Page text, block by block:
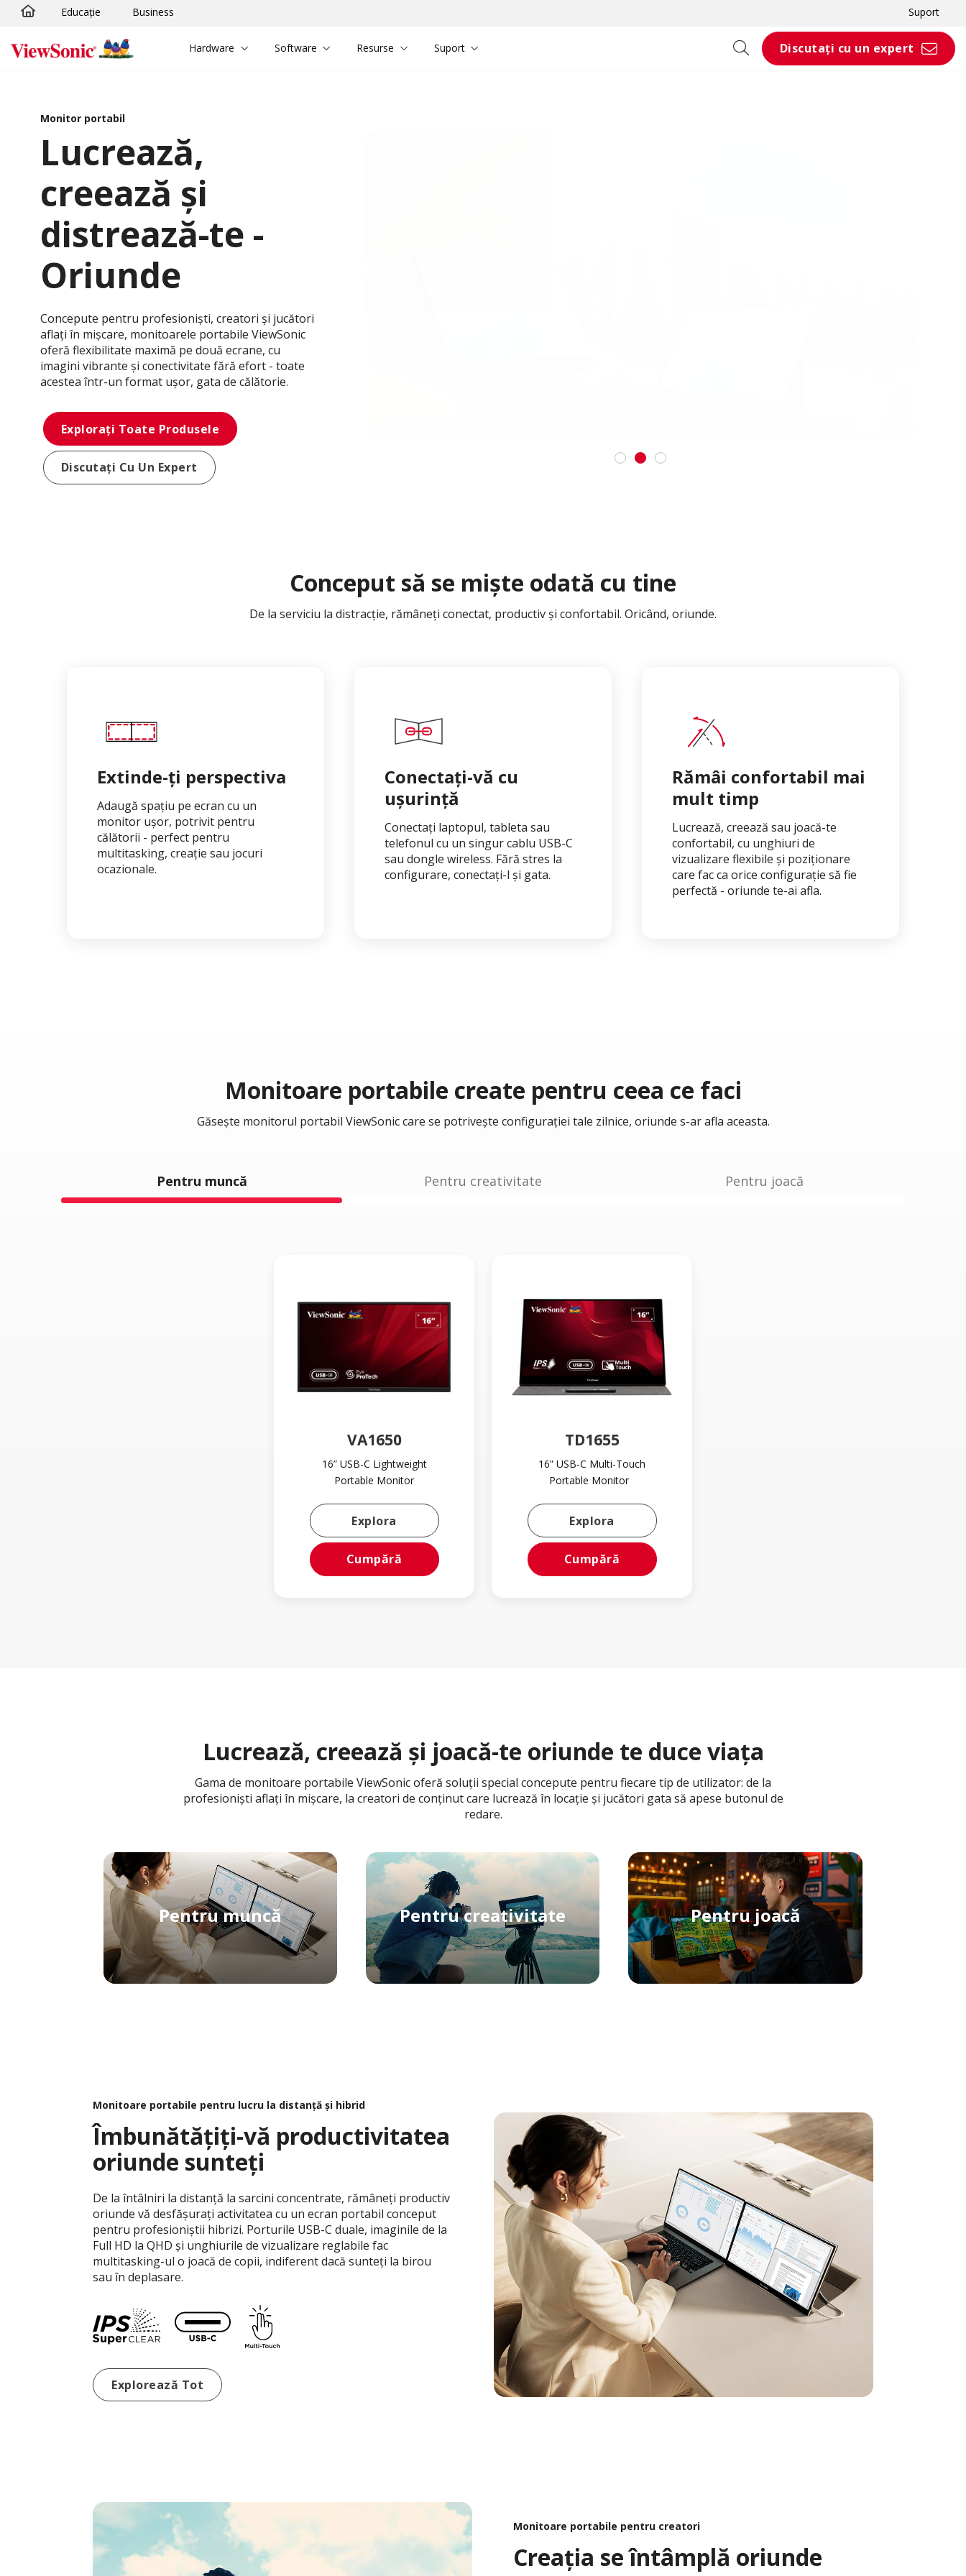
Sari la conținutul principal
Educație Business Suport
Hardware Software Resurse Suport Discutați cu un expert
Monitor portabil
Lucrează,
creează și
distrează-te -
Oriunde
Concepute pentru profesioniști, creatori și jucători
aflați în mișcare, monitoarele portabile ViewSonic
oferă flexibilitate maximă pe două ecrane, cu
imagini vibrante și conectivitate fără efort - toate
acestea într-un format ușor, gata de călătorie.
Explorați Toate Produsele
Discutați Cu Un Expert
Conceput să se miște odată cu tine
De la serviciu la distracție, rămâneți conectat, productiv și confortabil. Oricând, oriunde.
Extinde-ți perspectiva
Adaugă spațiu pe ecran cu un
monitor ușor, potrivit pentru
călătorii - perfect pentru
multitasking, creație sau jocuri
ocazionale.
Conectați-vă cu
ușurință
Conectați laptopul, tableta sau
telefonul cu un singur cablu USB-C
sau dongle wireless. Fără stres la
configurare, conectați-l și gata.
Rămâi confortabil mai
mult timp
Lucrează, creează sau joacă-te
confortabil, cu unghiuri de
vizualizare flexibile și poziționare
care fac ca orice configurație să fie
perfectă - oriunde te-ai afla.
Monitoare portabile create pentru ceea ce faci
Găsește monitorul portabil ViewSonic care se potrivește configurației tale zilnice, oriunde s-ar afla aceasta.
Pentru muncă Pentru creativitate Pentru joacă
VA1650
16” USB-C Lightweight
Portable Monitor
Explora Learn More About VA1650
Cumpără
TD1655
16” USB-C Multi-Touch
Portable Monitor
Explora Learn More About TD1655
Cumpără
Lucrează, creează și joacă-te oriunde te duce viața
Gama de monitoare portabile ViewSonic oferă soluții special concepute pentru fiecare tip de utilizator: de la
profesioniști aflați în mișcare, la creatori de conținut care lucrează în locație și jucători gata să apese butonul de
redare.
Pentru muncă Pentru creativitate Pentru joacă
Monitoare portabile pentru lucru la distanță și hibrid
Îmbunătățiți-vă productivitatea
oriunde sunteți
De la întâlniri la distanță la sarcini concentrate, rămâneți productiv
oriunde vă desfășurați activitatea cu un ecran portabil conceput
pentru profesioniștii hibrizi. Porturile USB-C duale, imaginile de la
Full HD la QHD și unghiurile de vizualizare reglabile fac
multitasking-ul o joacă de copii, indiferent dacă sunteți la birou
sau în deplasare.
Explorează Tot Monitoare Portabile Pentru Lucru La Distanță Și Hibrid
Monitoare portabile pentru creatori
Creația se întâmplă oriunde